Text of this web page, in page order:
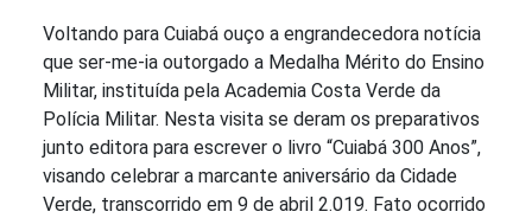
Voltando para Cuiabá ouço a engrandecedora notícia
que ser-me-ia outorgado a Medalha Mérito do Ensino
Militar, instituída pela Academia Costa Verde da
Polícia Militar. Nesta visita se deram os preparativos
junto editora para escrever o livro “Cuiabá 300 Anos”,
visando celebrar a marcante aniversário da Cidade
Verde, transcorrido em 9 de abril 2.019. Fato ocorrido